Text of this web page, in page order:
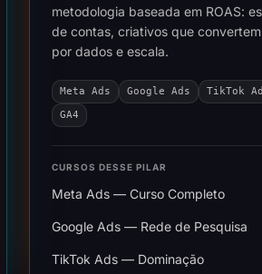
metodologia baseada em ROAS:
de contas, criativos que
por dados e escala.
Meta Ads Google Ads TikTok
GA4
CURSOS DESSE PILAR
Meta Ads — Curso Completo
Google Ads — Rede de Pesquisa
TikTok Ads — Dominação